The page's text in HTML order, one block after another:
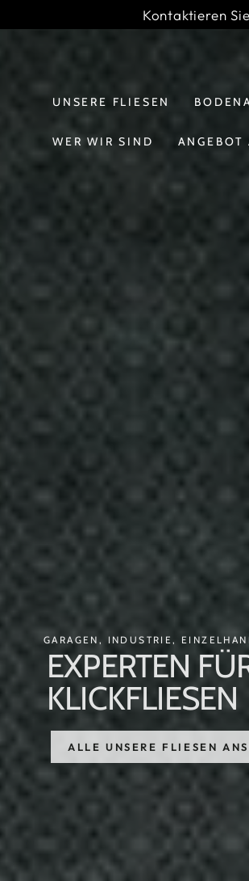
Kontaktieren
UNSERE FLIESEN
WER WIR SIND ANGEBOT
GARAGEN, INDUSTRIE,
EXPERTEN
KLICKFLIESEN
ALLE UNSERE FLIESEN